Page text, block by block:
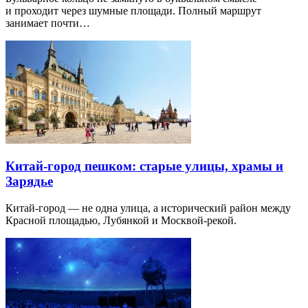
и проходит через шумные площади. Полный маршрут
занимает почти…
Китай-город пешком: старые улицы, храмы и
Зарядье
Китай-город — не одна улица, а исторический район между
Красной площадью, Лубянкой и Москвой-рекой.